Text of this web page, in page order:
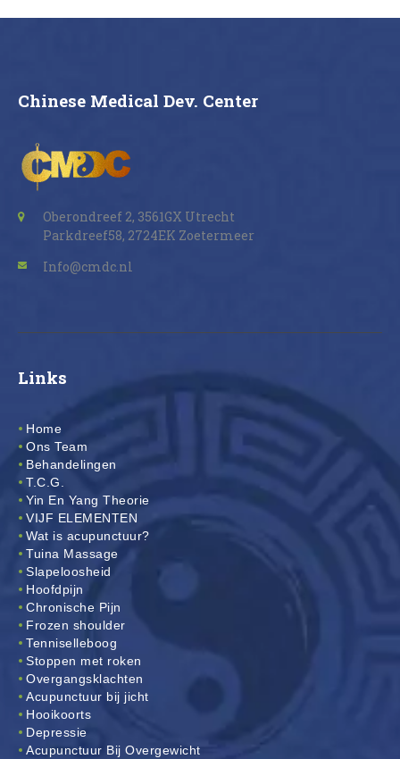
Chinese Medical Dev. Center
Oberondreef 2, 3561GX Utrecht
Parkdreef58, 2724EK Zoetermeer
Info@cmdc.nl
Links
Home
Ons Team
Behandelingen
T.C.G.
Yin En Yang Theorie
VIJF ELEMENTEN
Wat is acupunctuur?
Tuina Massage
Slapeloosheid
Hoofdpijn
Chronische Pijn
Frozen shoulder
Tenniselleboog
Stoppen met roken
Overgangsklachten
Acupunctuur bij jicht
Hooikoorts
Depressie
Acupunctuur Bij Overgewicht